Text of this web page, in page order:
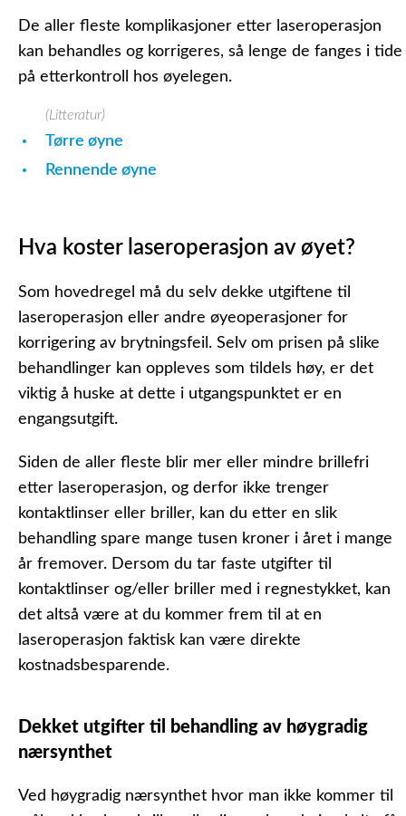
De aller fleste komplikasjoner etter laseroperasjon
kan behandles og korrigeres, så lenge de fanges i tide
på etterkontroll hos øyelegen.
(Litteratur)
Tørre øyne
Rennende øyne
Hva koster laseroperasjon av øyet?
Som hovedregel må du selv dekke utgiftene til
laseroperasjon eller andre øyeoperasjoner for
korrigering av brytningsfeil. Selv om prisen på slike
behandlinger kan oppleves som tildels høy, er det
viktig å huske at dette i utgangspunktet er en
engangsutgift.
Siden de aller fleste blir mer eller mindre brillefri
etter laseroperasjon, og derfor ikke trenger
kontaktlinser eller briller, kan du etter en slik
behandling spare mange tusen kroner i året i mange
år fremover. Dersom du tar faste utgifter til
kontaktlinser og/eller briller med i regnestykket, kan
det altså være at du kommer frem til at en
laseroperasjon faktisk kan være direkte
kostnadsbesparende.
Dekket utgifter til behandling av høygradig
nærsynthet
Ved høygradig nærsynthet hvor man ikke kommer til